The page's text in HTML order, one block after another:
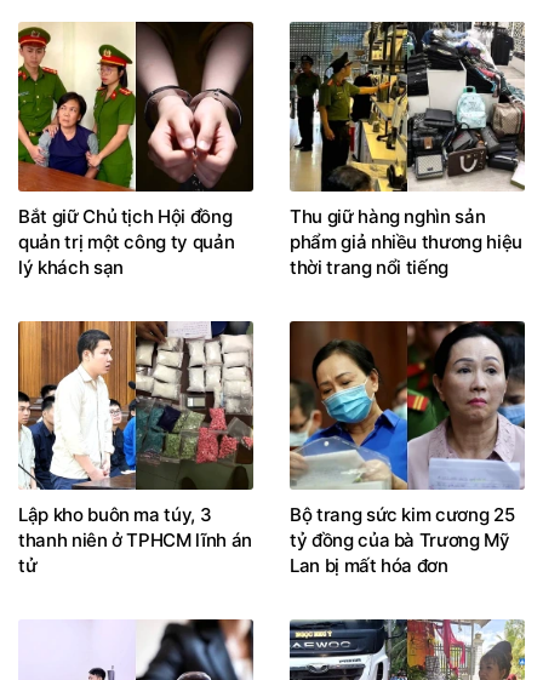
Bắt giữ Chủ tịch Hội đồng
quản trị một công ty quản
lý khách sạn
Thu giữ hàng nghìn sản
phẩm giả nhiều thương hiệu
thời trang nổi tiếng
Lập kho buôn ma túy, 3
thanh niên ở TPHCM lĩnh án
tử
Bộ trang sức kim cương 25
tỷ đồng của bà Trương Mỹ
Lan bị mất hóa đơn